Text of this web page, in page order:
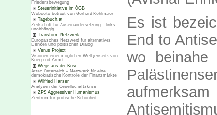
Friedensbewegung
Steuerinitiative im ÖGB
Webseite betreut von Gerhard Kohlmaier
Tagebuch.at
Zeitschrift für Auseinandersetzung – links –
unabhängig
Transform Netzwerk
Europäisches Netzwerd für alternatives
Denken und politischen Dialog
Venus Project
Visionen einer möglichen Welt jenseits von
Krieg und Armut
Wege aus der Krise
Attac Österreich – Netzwerk für eine
demokratische Kontrolle der Finanzmärkte
Wilfried Hanser
Analysen der Gesellschaftskrise
ZPS Aggressiver Humanismus
Zentrum für politische Schönheit
Es ist
End to
wo